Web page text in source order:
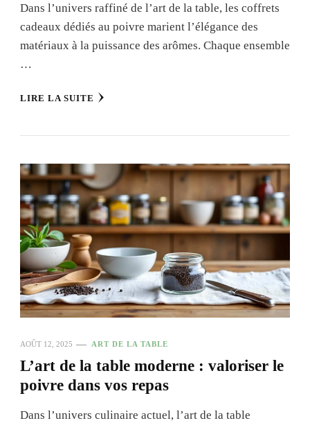
Dans l’univers raffiné de l’art de la table, les coffrets
cadeaux dédiés au poivre marient l’élégance des
matériaux à la puissance des arômes. Chaque ensemble
…
LIRE LA SUITE
AOÛT 12, 2025 ART DE LA TABLE
L’art de la table moderne : valoriser le
poivre dans vos repas
Dans l’univers culinaire actuel, l’art de la table